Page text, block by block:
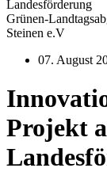
Grünen-
Steinen e.V
07. August
Projekt